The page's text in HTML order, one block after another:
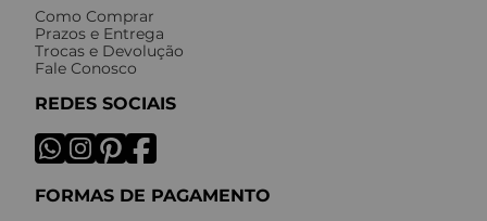
Como Comprar
Prazos e Entrega
Trocas e Devolução
Fale Conosco
REDES SOCIAIS
FORMAS DE PAGAMENTO